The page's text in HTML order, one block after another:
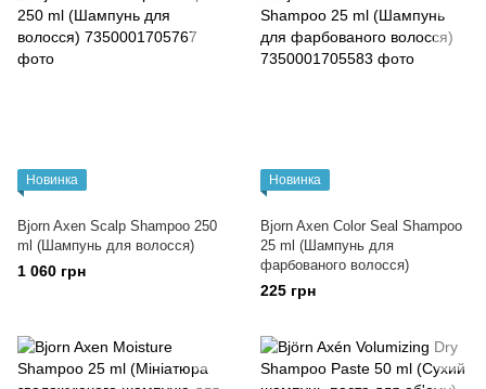
Новинка
Bjorn Axen Scalp Shampoo 250
ml (Шампунь для волосся)
1 060 грн
Новинка
Bjorn Axen Color Seal Shampoo
25 ml (Шампунь для
фарбованого волосся)
225 грн